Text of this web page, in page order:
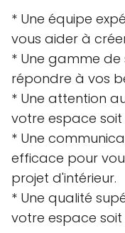
* Une équipe
vous aider à
* Une gamme de
répondre à vos
* Une attention
votre espace
* Une
efficace pour
projet d'intérieur.
* Une qualité
votre espace